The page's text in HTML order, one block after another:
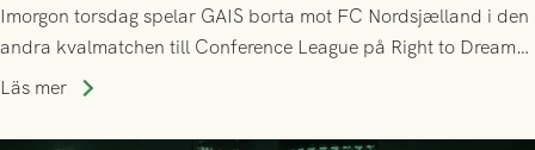
Imorgon torsdag spelar GAIS borta mot FC Nordsjælland i den
andra kvalmatchen till Conference League på Right to Dream
Park! Fredrik Holmberg och ledarstaben har tagit ut följande
Läs mer